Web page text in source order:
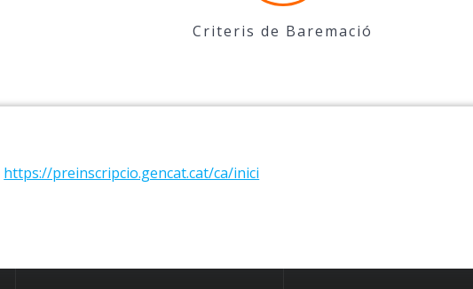
Criteris de Baremació
https://preinscripcio.gencat.cat/ca/inici